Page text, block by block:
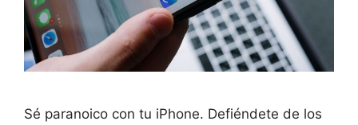
Sé paranoico con tu iPhone. Defiéndete de los